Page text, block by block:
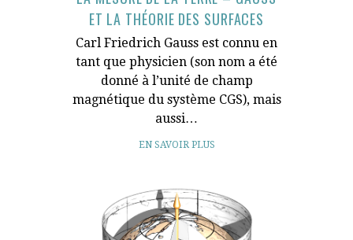
ET LA THÉORIE DES SURFACES
Carl Friedrich Gauss est connu en
tant que physicien (son nom a été
donné à l’unité de champ
magnétique du système CGS), mais
aussi…
EN SAVOIR PLUS